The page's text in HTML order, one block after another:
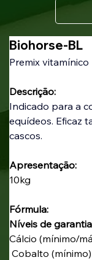
Biohorse-BL
Premix
Descrição:
Indicado para a
equídeos. Eficaz
cascos.
Apresentação:
10kg
Fórmula:
Níveis de
Cálcio (mínimo/
Cobalto (mínimo)